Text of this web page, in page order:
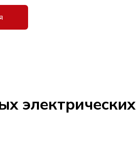
электрических